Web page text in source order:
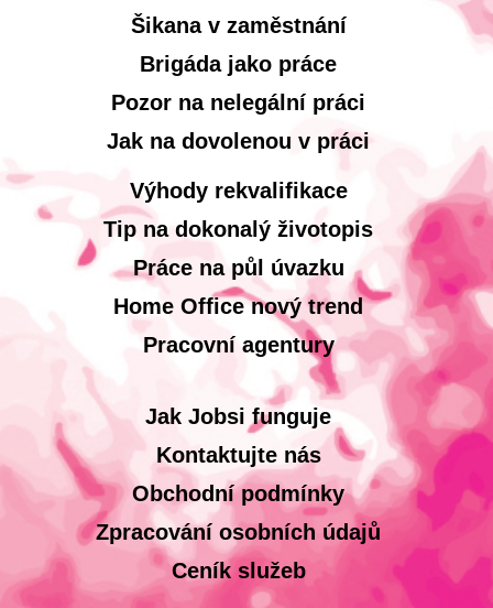
Šikana v zaměstnání
Brigáda jako práce
Pozor na nelegální práci
Jak na dovolenou v práci
Výhody rekvalifikace
Tip na dokonalý životopis
Práce na půl úvazku
Home Office nový trend
Pracovní agentury
Jak Jobsi funguje
Kontaktujte nás
Obchodní podmínky
Zpracování osobních údajů
Ceník služeb